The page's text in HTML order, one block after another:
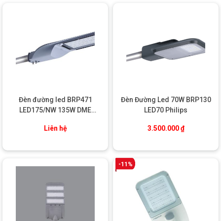
Giá trị
Mã sản phẩm
SDHQ100
Hãng sản xuất
quang
>110 lm/W
Điện áp vào
150V – 265V / 50Hz
Nhiệt độ màu
4000K/ 5700K (ánh sáng trắng trung tính)
Chuẩn bảo vệ
IP66, IK08
~600 x 250 x 90mm
Vật liệu thân đèn
Nhôm đúc nguyên khối, sơn tĩnh điện
Loại chip LED
Cách lắp đặt
Gắn cần trụ Ø60mm hoặc treo tay đèn
Đèn đường led BRP471
LED175/NW 135W DME
Liên hệ
Đèn Đường Led 70W BRP130
LED70 Philips
3.500.000₫
-11%